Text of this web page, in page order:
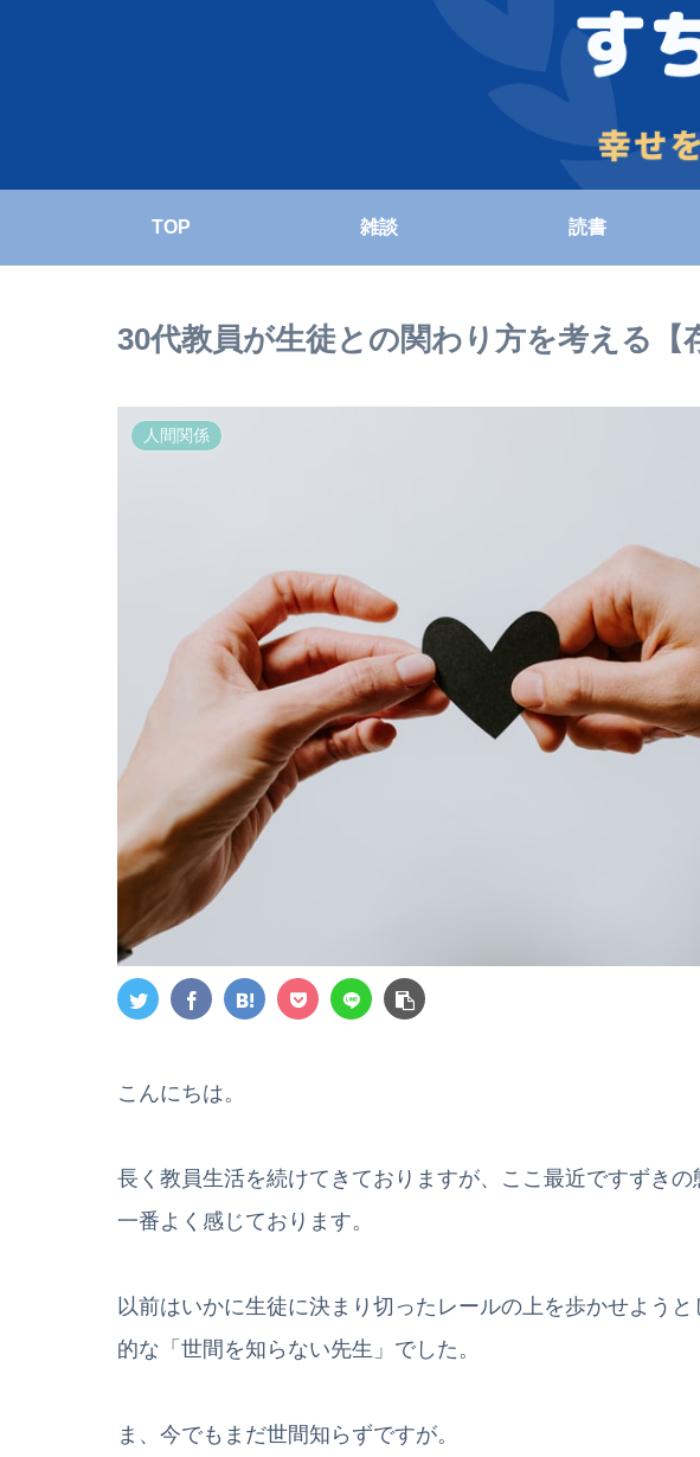
TOP 雑談 読書
30代教員が生徒との関わり方を考える【
人間関係
こんにちは。
長く教員生活を続けてきておりますが、ここ最近ですずき
一番よく感じております。
以前はいかに生徒に決まり切ったレールの上を歩かせよう
的な「世間を知らない先生」でした。
ま、今でもまだ世間知らずですが。